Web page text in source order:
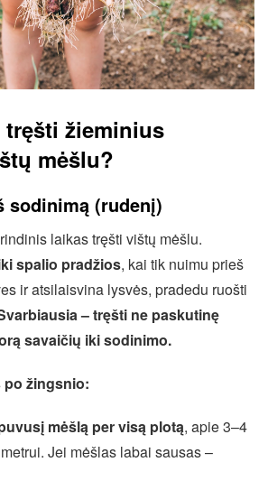
tręšti žieminius
mėšlu?
sodinimą (rudenį)
laikas tręšti vištų mėšlu.
spalio pradžios, kai tik nuimu prieš
ir atsilaisvina lysvės, pradedu ruošti
– tręšti ne paskutinę
savaičių iki sodinimo.
po žingsnio:
mėšlą per visą plotą, apie 3–4
Jei mėšlas labai sausas –